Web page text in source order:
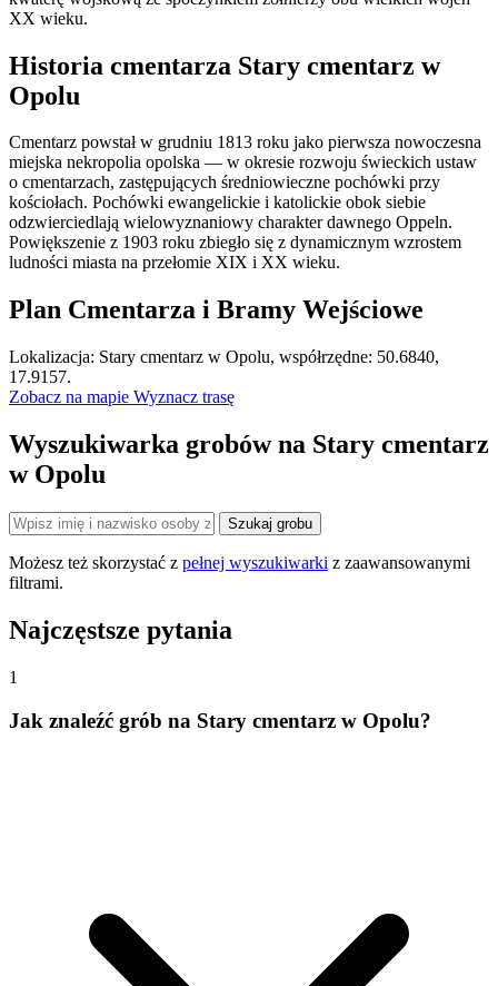
XX wieku.
Historia cmentarza Stary cmentarz w
Opolu
Cmentarz powstał w grudniu 1813 roku jako pierwsza nowoczesna
miejska nekropolia opolska — w okresie rozwoju świeckich ustaw
o cmentarzach, zastępujących średniowieczne pochówki przy
kościołach. Pochówki ewangelickie i katolickie obok siebie
odzwierciedlają wielowyznaniowy charakter dawnego Oppeln.
Powiększenie z 1903 roku zbiegło się z dynamicznym wzrostem
ludności miasta na przełomie XIX i XX wieku.
Plan Cmentarza i Bramy Wejściowe
×
+
−
Lokalizacja: Stary cmentarz w Opolu, współrzędne: 50.6840,
17.9157.
Zobacz na mapie Wyznacz trasę
Wyszukiwarka grobów na Stary cmentarz
w Opolu
Szukaj grobu
Możesz też skorzystać z pełnej wyszukiwarki z zaawansowanymi
filtrami.
Najczęstsze pytania
1
Jak znaleźć grób na Stary cmentarz w Opolu?